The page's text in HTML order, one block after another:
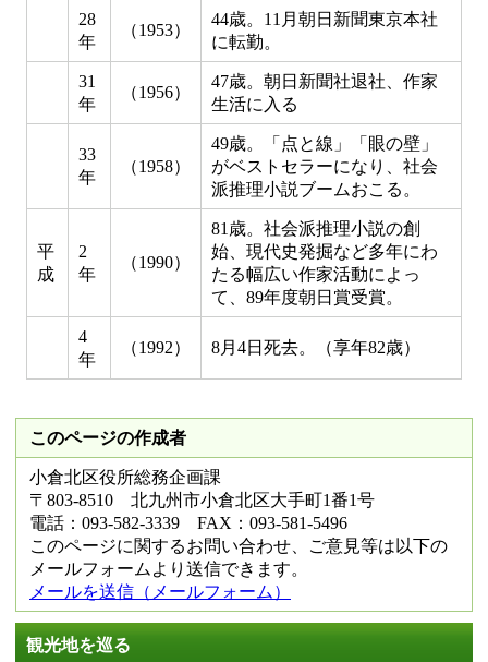
28
年
（1953）
44歳。11月朝日新聞東京本社
に転勤。
31
年
（1956）
47歳。朝日新聞社退社、作家
生活に入る
33
年
（1958）
49歳。「点と線」「眼の壁」
がベストセラーになり、社会
派推理小説ブームおこる。
平
成
2
年
（1990）
81歳。社会派推理小説の創
始、現代史発掘など多年にわ
たる幅広い作家活動によっ
て、89年度朝日賞受賞。
4
年
（1992） 8月4日死去。（享年82歳）
このページの作成者
小倉北区役所総務企画課
〒803-8510 北九州市小倉北区大手町1番1号
電話：093-582-3339 FAX：093-581-5496
このページに関するお問い合わせ、ご意見等は以下の
メールフォームより送信できます。
メールを送信（メールフォーム）
観光地を巡る